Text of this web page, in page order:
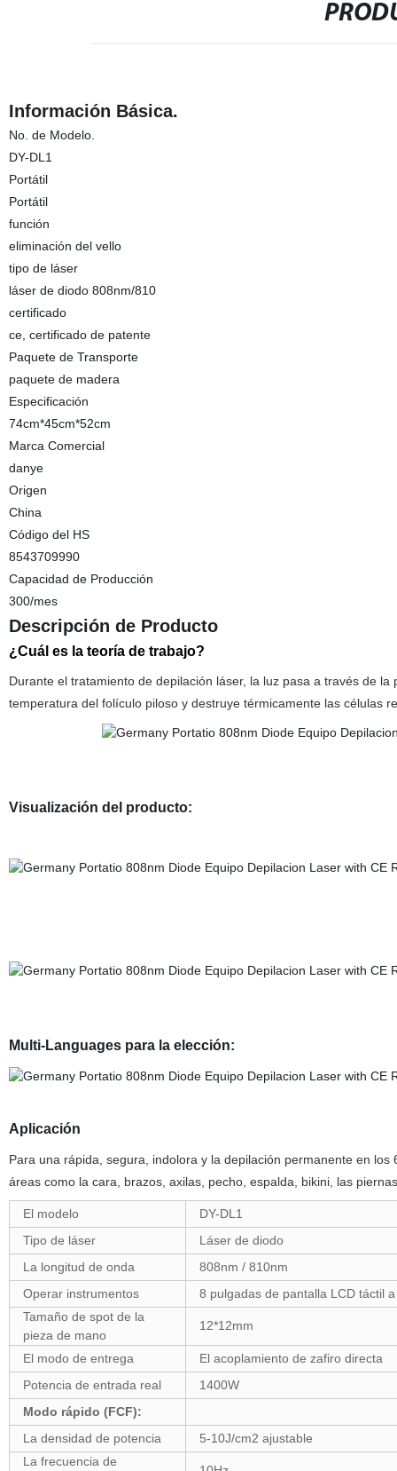
Información Básica.
No. de Modelo.
DY-DL1
Portátil
Portátil
función
eliminación del vello
tipo de láser
láser de diodo 808nm/810
certificado
ce, certificado de patente
Paquete de Transporte
paquete de madera
Especificación
74cm*45cm*52cm
Marca Comercial
danye
Origen
China
Código del HS
8543709990
Capacidad de Producción
300/mes
Descripción de Producto
¿Cuál es la teoría de trabajo?
Durante el tratamiento de depilación láser, la luz pasa a través de
temperatura del folículo piloso y destruye térmicamente las células
Visualización del producto:
Multi-Languages para la elección:
Aplicación
Para una rápida, segura, indolora y la depilación permanente en
áreas como la cara, brazos, axilas, pecho, espalda, bikini, las
El modelo
DY-DL1
Tipo de láser
Láser de diodo
La longitud de onda
808nm / 810nm
Operar instrumentos
8 pulgadas de pantalla LCD táctil
Tamaño de spot de la
pieza de mano
12*12mm
El modo de entrega
El acoplamiento de zafiro directa
Potencia de entrada real
1400W
Modo rápido (FCF):
La densidad de potencia
5-10J/cm2 ajustable
La frecuencia de